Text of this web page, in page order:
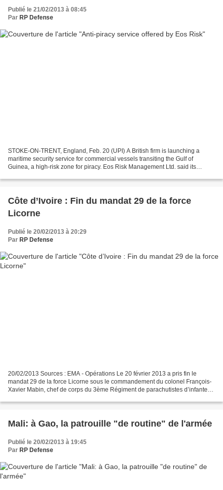
Publié le 21/02/2013 à 08:45
Par RP Defense
STOKE-ON-TRENT, England, Feb. 20 (UPI) A British firm is launching a
maritime security service for commercial vessels transiting the Gulf of
Guinea, a high-risk zone for piracy. Eos Risk Management Ltd. said its
Côte d’Ivoire : Fin du mandat 29 de la force
Licorne
Publié le 20/02/2013 à 20:29
Par RP Defense
20/02/2013 Sources : EMA - Opérations Le 20 février 2013 a pris fin le
mandat 29 de la force Licorne sous le commandement du colonel François-
Xavier Mabin, chef de corps du 3ème Régiment de parachutistes d’infanterie
Mali: à Gao, la patrouille "de routine" de l'armée
Publié le 20/02/2013 à 19:45
Par RP Defense